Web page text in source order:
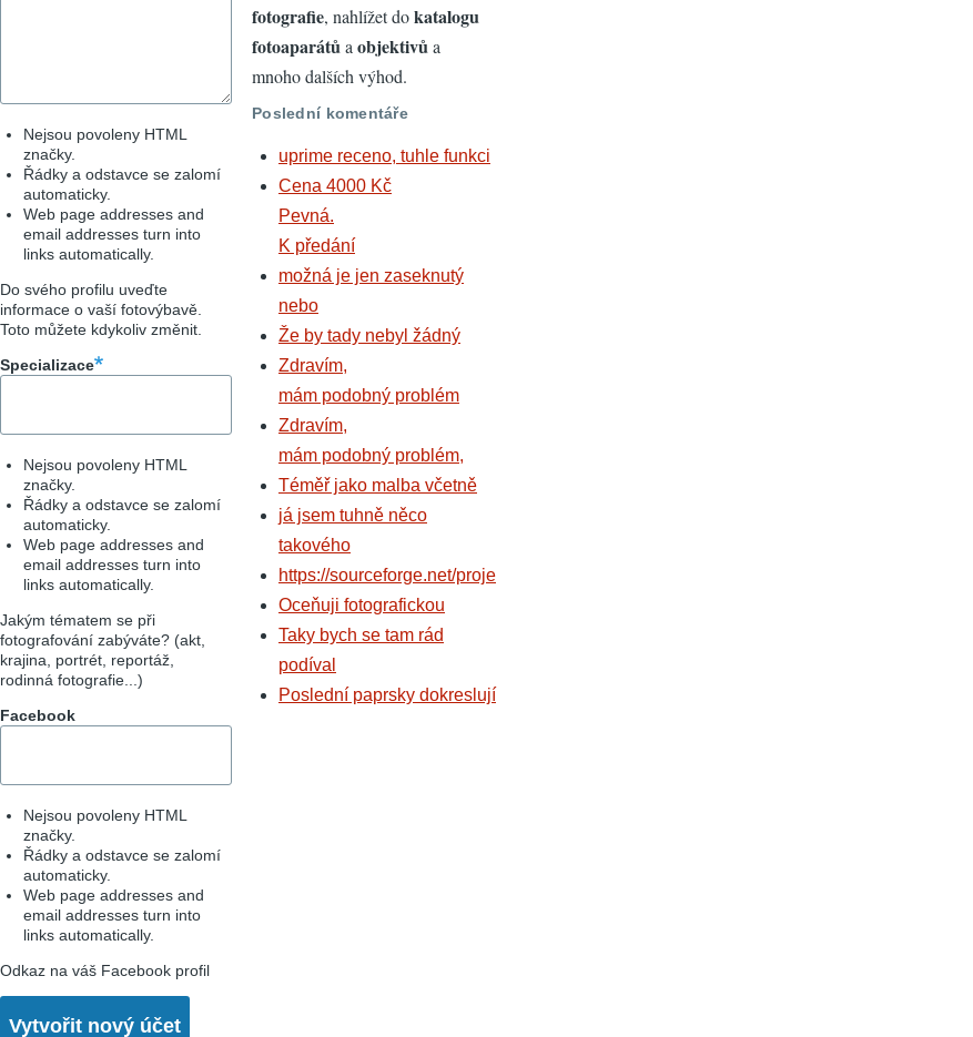
Nejsou povoleny HTML
značky.
Řádky a odstavce se zalomí
automaticky.
Web page addresses and
email addresses turn into
links automatically.
Do svého profilu uveďte
informace o vaší fotovýbavě.
Toto můžete kdykoliv změnit.
Specializace
Nejsou povoleny HTML
značky.
Řádky a odstavce se zalomí
automaticky.
Web page addresses and
email addresses turn into
links automatically.
Jakým tématem se při
fotografování zabýváte? (akt,
krajina, portrét, reportáž,
rodinná fotografie...)
Facebook
Nejsou povoleny HTML
značky.
Řádky a odstavce se zalomí
automaticky.
Web page addresses and
email addresses turn into
links automatically.
Odkaz na váš Facebook profil
fotografie, nahlížet dokatalogu
fotoaparátůa objektivůa
mnoho dalších výhod.
Poslední komentáře
uprime receno, tuhle funkci
Cena 4000 Kč
Pevná.
K předání
možná je jen zaseknutý
nebo
Že by tady nebyl žádný
Zdravím,
mám podobný problém
Zdravím,
mám podobný problém,
Téměř jako malba včetně
já jsem tuhně něco
takového
https://sourceforge.net/proje
Oceňuji fotografickou
Taky bych se tam rád
podíval
Poslední paprsky dokreslují